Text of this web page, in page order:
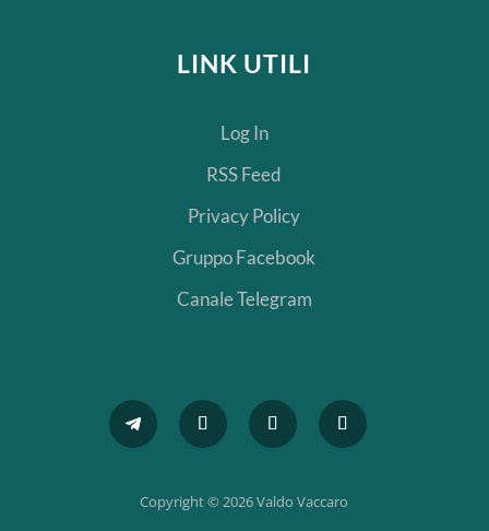
LINK UTILI
Log In
RSS Feed
Privacy Policy
Gruppo Facebook
Canale Telegram
Copyright © 2026 Valdo Vaccaro